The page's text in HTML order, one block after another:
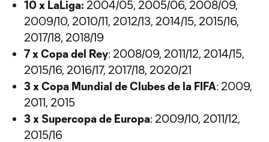
10 x LaLiga: 2004/05, 2005/06, 2008/09,
2009/10, 2010/11, 2012/13, 2014/15, 2015/16,
2017/18, 2018/19
7 x Copa del Rey: 2008/09, 2011/12, 2014/15,
2015/16, 2016/17, 2017/18, 2020/21
3 x Copa Mundial de Clubes de la FIFA: 2009,
2011, 2015
3 x Supercopa de Europa: 2009/10, 2011/12,
2015/16